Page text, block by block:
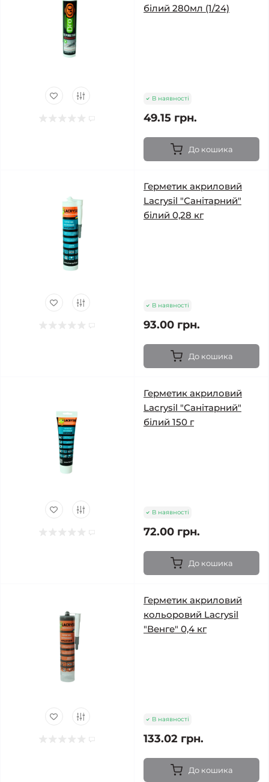
білий 280мл (1/24)
В наявності
49.15 грн.
До кошика
Герметик акриловий
Lacrysil "Санітарний"
білий 0,28 кг
В наявності
93.00 грн.
До кошика
Герметик акриловий
Lacrysil "Санітарний"
білий 150 г
В наявності
72.00 грн.
До кошика
Герметик акриловий
кольоровий Lacrysil
"Венге" 0,4 кг
В наявності
133.02 грн.
До кошика